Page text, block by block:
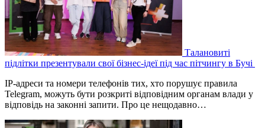
Талановиті
підлітки презентували свої бізнес-ідеї під час пітчингу в Бучі
IP-адреси та номери телефонів тих, хто порушує правила
Telegram, можуть бути розкриті відповідним органам влади у
відповідь на законні запити. Про це нещодавно…